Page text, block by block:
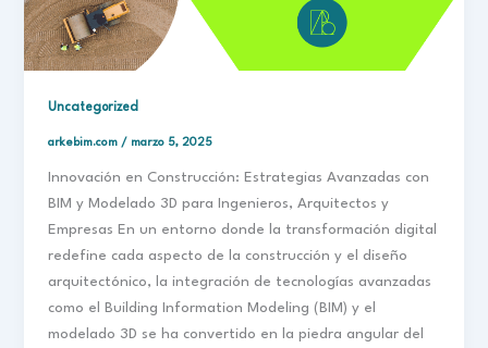
Uncategorized
arkebim.com / marzo 5, 2025
Innovación en Construcción: Estrategias Avanzadas con
BIM y Modelado 3D para Ingenieros, Arquitectos y
Empresas En un entorno donde la transformación digital
redefine cada aspecto de la construcción y el diseño
arquitectónico, la integración de tecnologías avanzadas
como el Building Information Modeling (BIM) y el
modelado 3D se ha convertido en la piedra angular del